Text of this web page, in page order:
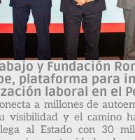
y Fundación
plataforma para
laboral en el
a millones de
visibilidad y el camino
al Estado con 30